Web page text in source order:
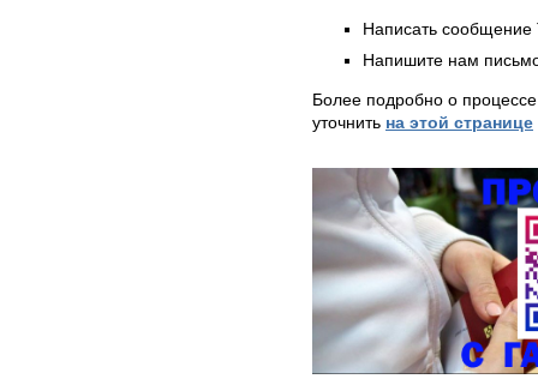
Написать
Напишите нам
Более подробно о
уточнить на этой странице